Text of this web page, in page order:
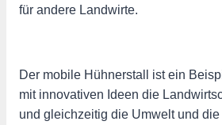
für andere Landwirte.
Der mobile Hühnerstall ist ein
mit innovativen Ideen die
und gleichzeitig die Umwelt und